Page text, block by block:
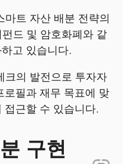
마트 자산 배분 전략의
드 및 암호화폐와 같
고 있습니다.
크의 발전으로 투자자
필과 재무 목표에 맞
근할 수 있습니다.
구현